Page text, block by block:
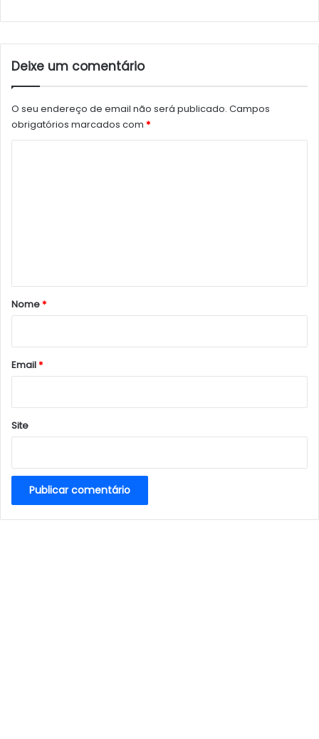
Deixe um comentário
O seu endereço de email não será publicado. Campos
obrigatórios marcados com *
r
*
Nome*
Email*
Site